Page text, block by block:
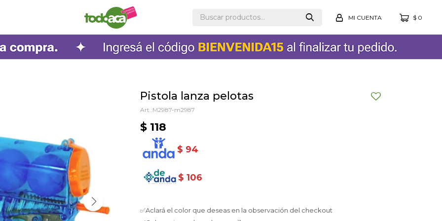
$ 0
Pistola lanza pelotas
M2987-m2987
$ 118
$ 94
$ 106
✅Aclará el color que deseas en la observación del checkout